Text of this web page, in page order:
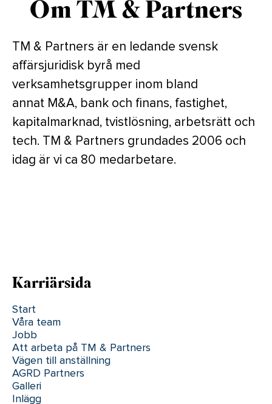
Om TM & Partners
TM & Partners är en ledande svensk
affärsjuridisk byrå med
verksamhetsgrupper inom bland
annat M&A, bank och finans, fastighet,
kapitalmarknad, tvistlösning, arbetsrätt och
tech. TM & Partners grundades 2006 och
idag är vi ca 80 medarbetare.
Karriärsida
Start
Våra team
Jobb
Att arbeta på TM & Partners
Vägen till anställning
AGRD Partners
Galleri
Inlägg